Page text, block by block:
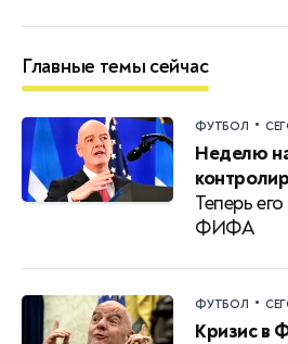
Главные темы сейчас
ФУТБОЛ •
Неделю
Теперь
ФИФА
ФУТБОЛ •
Кризис в